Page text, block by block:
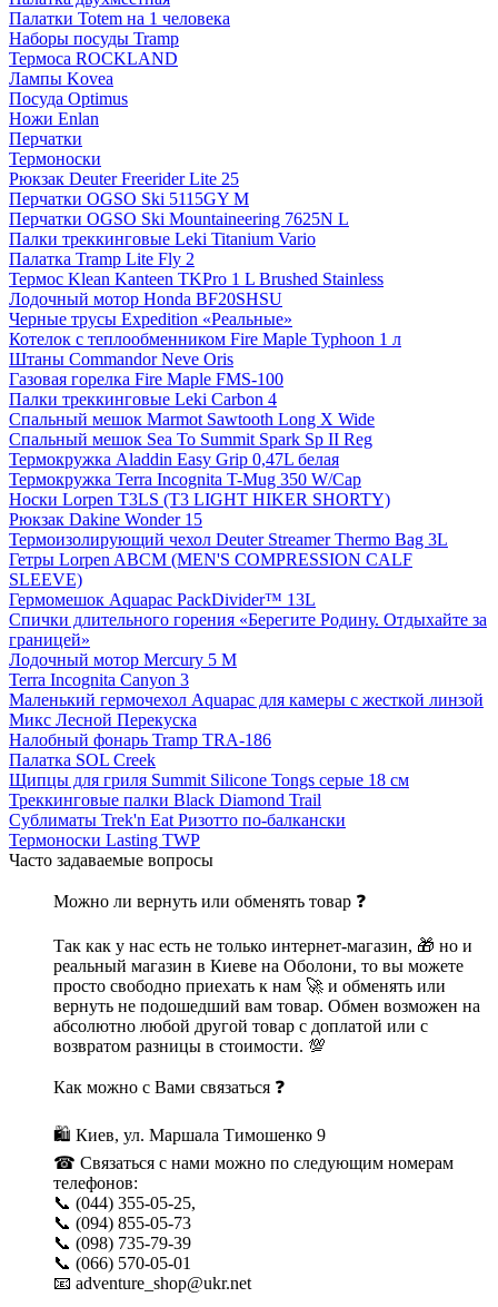
Палатки Totem на 1 человека
Наборы посуды Tramp
Термоса ROCKLAND
Лампы Kovea
Посуда Optimus
Ножи Enlan
Перчатки
Термоноски
Рюкзак Deuter Freerider Lite 25
Перчатки OGSO Ski 5115GY M
Перчатки OGSO Ski Mountaineering 7625N L
Палки треккинговые Leki Titanium Vario
Палатка Tramp Lite Fly 2
Термос Klean Kanteen TKPro 1 L Brushed Stainless
Лодочный мотор Honda BF20SHSU
Черные трусы Expedition «Реальные»
Котелок с теплообменником Fire Maple Typhoon 1 л
Штаны Commandor Neve Oris
Газовая горелка Fire Maple FMS-100
Палки треккинговые Leki Carbon 4
Спальный мешок Marmot Sawtooth Long X Wide
Спальный мешок Sea To Summit Spark Sp II Reg
Термокружка Aladdin Easy Grip 0,47L белая
Термокружка Terra Incognita T-Mug 350 W/Cap
Носки Lorpen T3LS (T3 LIGHT HIKER SHORTY)
Рюкзак Dakine Wonder 15
Термоизолирующий чехол Deuter Streamer Thermo Bag 3L
Гетры Lorpen ABCM (MEN'S COMPRESSION CALF
SLEEVE)
Гермомешок Aquapac PackDivider™ 13L
Спички длительного горения «Берегите Родину. Отдыхайте за
границей»
Лодочный мотор Mercury 5 M
Terra Incognita Canyon 3
Маленький гермочехол Aquapac для камеры с жесткой линзой
Микс Лесной Перекуска
Налобный фонарь Tramp TRA-186
Палатка SOL Creek
Щипцы для гриля Summit Silicone Tongs серые 18 см
Треккинговые палки Black Diamond Trail
Сублиматы Trek'n Eat Ризотто по-балкански
Термоноски Lasting TWP
Часто задаваемые вопросы
Можно ли вернуть или обменять товар ❓
Так как у нас есть не только интернет-магазин, 🎁 но и
реальный магазин в Киеве на Оболони, то вы можете
просто свободно приехать к нам 🚀 и обменять или
вернуть не подошедший вам товар. Обмен возможен на
абсолютно любой другой товар с доплатой или с
возвратом разницы в стоимости. 💯
Как можно с Вами связаться ❓
🛍 Киев, ул. Маршала Тимошенко 9
☎ Связаться с нами можно по следующим номерам
телефонов:
📞 (044) 355-05-25,
📞 (094) 855-05-73
📞 (098) 735-79-39
📞 (066) 570-05-01
📧 adventure_shop@ukr.net